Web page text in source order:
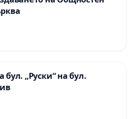
„Руски“ на бул.